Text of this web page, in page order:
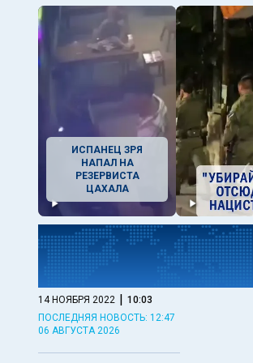
ИСПАНЕЦ ЗРЯ
НАПАЛ НА
РЕЗЕРВИСТА
ЦАХАЛА
14 НОЯБРЯ 2022 | 10:03
ПОСЛЕДНЯЯ НОВОСТЬ: 12:47
06 АВГУСТА 2026